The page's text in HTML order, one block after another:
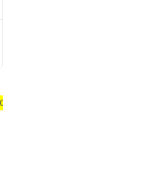
aja, #cuci-tangan,